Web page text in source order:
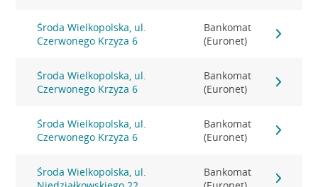
Środa Wielkopolska, ul.
Czerwonego Krzyża 6
Bankomat
(Euronet)
Środa Wielkopolska, ul.
Czerwonego Krzyża 6
Bankomat
(Euronet)
Środa Wielkopolska, ul.
Czerwonego Krzyża 6
Bankomat
(Euronet)
Środa Wielkopolska, ul.
Bankomat